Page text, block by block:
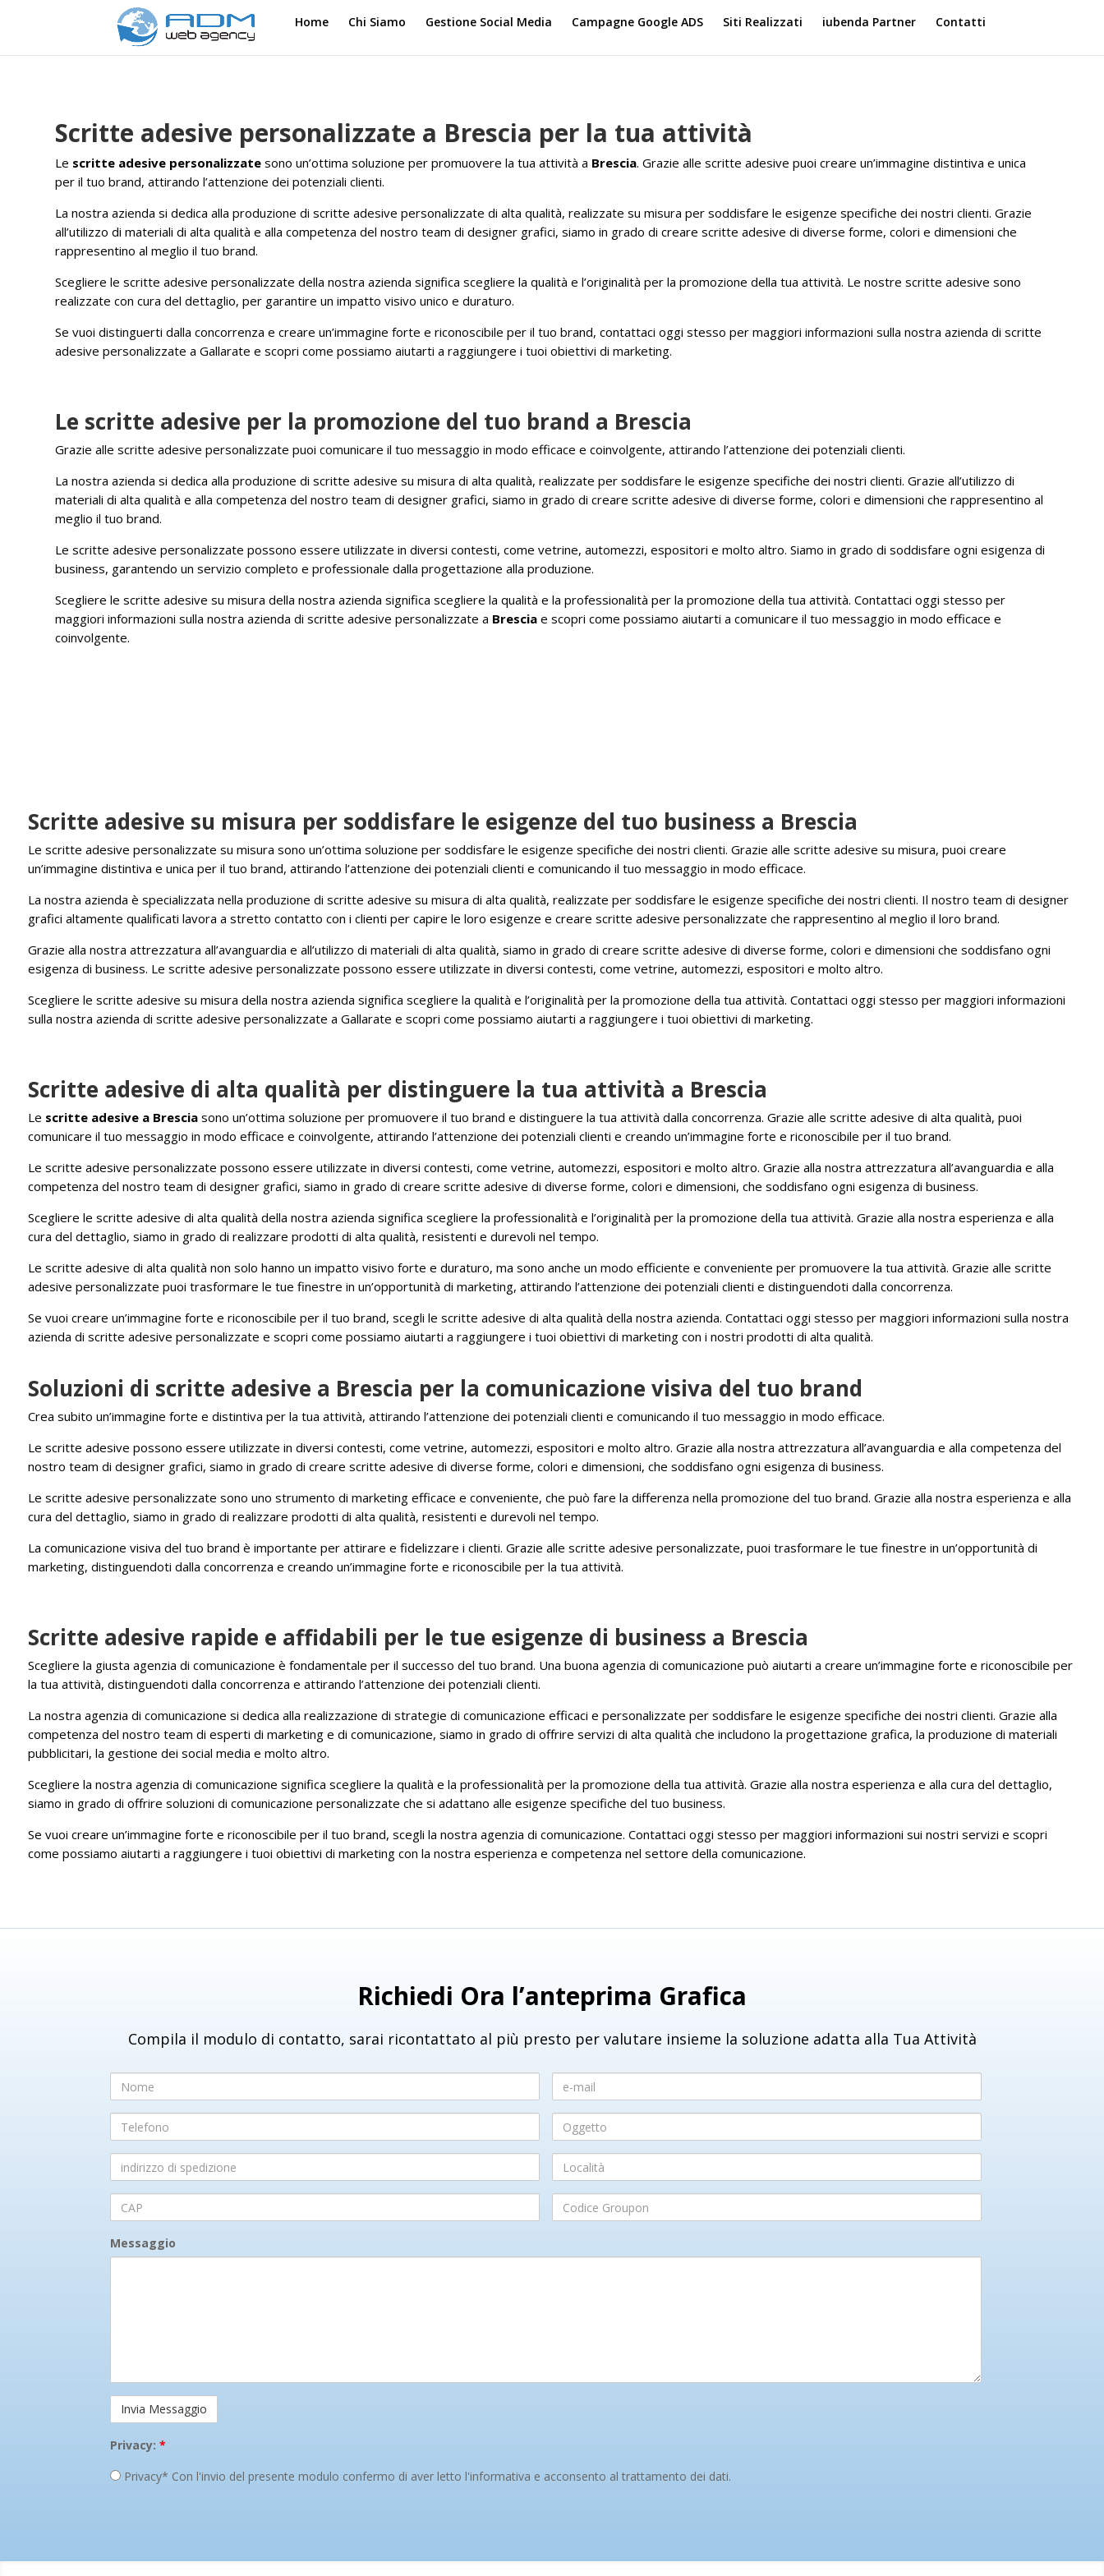
Home Chi Siamo Gestione Social Media Campagne Google ADS Siti Realizzati iubenda Partner Contatti
Scritte adesive personalizzate a Brescia per la tua attività
Le scritte adesive personalizzate sono un’ottima soluzione per promuovere la tua attività a Brescia. Grazie alle scritte adesive puoi creare un’immagine distintiva e unica
per il tuo brand, attirando l’attenzione dei potenziali clienti.
La nostra azienda si dedica alla produzione di scritte adesive personalizzate di alta qualità, realizzate su misura per soddisfare le esigenze specifiche dei nostri clienti. Grazie
all’utilizzo di materiali di alta qualità e alla competenza del nostro team di designer grafici, siamo in grado di creare scritte adesive di diverse forme, colori e dimensioni che
rappresentino al meglio il tuo brand.
Scegliere le scritte adesive personalizzate della nostra azienda significa scegliere la qualità e l’originalità per la promozione della tua attività. Le nostre scritte adesive sono
realizzate con cura del dettaglio, per garantire un impatto visivo unico e duraturo.
Se vuoi distinguerti dalla concorrenza e creare un’immagine forte e riconoscibile per il tuo brand, contattaci oggi stesso per maggiori informazioni sulla nostra azienda di scritte
adesive personalizzate a Gallarate e scopri come possiamo aiutarti a raggiungere i tuoi obiettivi di marketing.
Le scritte adesive per la promozione del tuo brand a Brescia
Grazie alle scritte adesive personalizzate puoi comunicare il tuo messaggio in modo efficace e coinvolgente, attirando l’attenzione dei potenziali clienti.
La nostra azienda si dedica alla produzione di scritte adesive su misura di alta qualità, realizzate per soddisfare le esigenze specifiche dei nostri clienti. Grazie all’utilizzo di
materiali di alta qualità e alla competenza del nostro team di designer grafici, siamo in grado di creare scritte adesive di diverse forme, colori e dimensioni che rappresentino al
meglio il tuo brand.
Le scritte adesive personalizzate possono essere utilizzate in diversi contesti, come vetrine, automezzi, espositori e molto altro. Siamo in grado di soddisfare ogni esigenza di
business, garantendo un servizio completo e professionale dalla progettazione alla produzione.
Scegliere le scritte adesive su misura della nostra azienda significa scegliere la qualità e la professionalità per la promozione della tua attività. Contattaci oggi stesso per
maggiori informazioni sulla nostra azienda di scritte adesive personalizzate a Bresciae scopri come possiamo aiutarti a comunicare il tuo messaggio in modo efficace e
coinvolgente.
Scritte adesive su misura per soddisfare le esigenze del tuo business a Brescia
Le scritte adesive personalizzate su misura sono un’ottima soluzione per soddisfare le esigenze specifiche dei nostri clienti. Grazie alle scritte adesive su misura, puoi creare
un’immagine distintiva e unica per il tuo brand, attirando l’attenzione dei potenziali clienti e comunicando il tuo messaggio in modo efficace.
La nostra azienda è specializzata nella produzione di scritte adesive su misura di alta qualità, realizzate per soddisfare le esigenze specifiche dei nostri clienti. Il nostro team di designer
grafici altamente qualificati lavora a stretto contatto con i clienti per capire le loro esigenze e creare scritte adesive personalizzate che rappresentino al meglio il loro brand.
Grazie alla nostra attrezzatura all’avanguardia e all’utilizzo di materiali di alta qualità, siamo in grado di creare scritte adesive di diverse forme, colori e dimensioni che soddisfano ogni
esigenza di business. Le scritte adesive personalizzate possono essere utilizzate in diversi contesti, come vetrine, automezzi, espositori e molto altro.
Scegliere le scritte adesive su misura della nostra azienda significa scegliere la qualità e l’originalità per la promozione della tua attività. Contattaci oggi stesso per maggiori informazioni
sulla nostra azienda di scritte adesive personalizzate a Gallarate e scopri come possiamo aiutarti a raggiungere i tuoi obiettivi di marketing.
Scritte adesive di alta qualità per distinguere la tua attività a Brescia
Le scritte adesive a Brescia sono un’ottima soluzione per promuovere il tuo brand e distinguere la tua attività dalla concorrenza. Grazie alle scritte adesive di alta qualità, puoi
comunicare il tuo messaggio in modo efficace e coinvolgente, attirando l’attenzione dei potenziali clienti e creando un’immagine forte e riconoscibile per il tuo brand.
Le scritte adesive personalizzate possono essere utilizzate in diversi contesti, come vetrine, automezzi, espositori e molto altro. Grazie alla nostra attrezzatura all’avanguardia e alla
competenza del nostro team di designer grafici, siamo in grado di creare scritte adesive di diverse forme, colori e dimensioni, che soddisfano ogni esigenza di business.
Scegliere le scritte adesive di alta qualità della nostra azienda significa scegliere la professionalità e l’originalità per la promozione della tua attività. Grazie alla nostra esperienza e alla
cura del dettaglio, siamo in grado di realizzare prodotti di alta qualità, resistenti e durevoli nel tempo.
Le scritte adesive di alta qualità non solo hanno un impatto visivo forte e duraturo, ma sono anche un modo efficiente e conveniente per promuovere la tua attività. Grazie alle scritte
adesive personalizzate puoi trasformare le tue finestre in un’opportunità di marketing, attirando l’attenzione dei potenziali clienti e distinguendoti dalla concorrenza.
Se vuoi creare un’immagine forte e riconoscibile per il tuo brand, scegli le scritte adesive di alta qualità della nostra azienda. Contattaci oggi stesso per maggiori informazioni sulla nostra
azienda di scritte adesive personalizzate e scopri come possiamo aiutarti a raggiungere i tuoi obiettivi di marketing con i nostri prodotti di alta qualità.
Soluzioni di scritte adesive a Brescia per la comunicazione visiva del tuo brand
Crea subito un’immagine forte e distintiva per la tua attività, attirando l’attenzione dei potenziali clienti e comunicando il tuo messaggio in modo efficace.
Le scritte adesive possono essere utilizzate in diversi contesti, come vetrine, automezzi, espositori e molto altro. Grazie alla nostra attrezzatura all’avanguardia e alla competenza del
nostro team di designer grafici, siamo in grado di creare scritte adesive di diverse forme, colori e dimensioni, che soddisfano ogni esigenza di business.
Le scritte adesive personalizzate sono uno strumento di marketing efficace e conveniente, che può fare la differenza nella promozione del tuo brand. Grazie alla nostra esperienza e alla
cura del dettaglio, siamo in grado di realizzare prodotti di alta qualità, resistenti e durevoli nel tempo.
La comunicazione visiva del tuo brand è importante per attirare e fidelizzare i clienti. Grazie alle scritte adesive personalizzate, puoi trasformare le tue finestre in un’opportunità di
marketing, distinguendoti dalla concorrenza e creando un’immagine forte e riconoscibile per la tua attività.
Scritte adesive rapide e affidabili per le tue esigenze di business a Brescia
Scegliere la giusta agenzia di comunicazione è fondamentale per il successo del tuo brand. Una buona agenzia di comunicazione può aiutarti a creare un’immagine forte e riconoscibile per
la tua attività, distinguendoti dalla concorrenza e attirando l’attenzione dei potenziali clienti.
La nostra agenzia di comunicazione si dedica alla realizzazione di strategie di comunicazione efficaci e personalizzate per soddisfare le esigenze specifiche dei nostri clienti. Grazie alla
competenza del nostro team di esperti di marketing e di comunicazione, siamo in grado di offrire servizi di alta qualità che includono la progettazione grafica, la produzione di materiali
pubblicitari, la gestione dei social media e molto altro.
Scegliere la nostra agenzia di comunicazione significa scegliere la qualità e la professionalità per la promozione della tua attività. Grazie alla nostra esperienza e alla cura del dettaglio,
siamo in grado di offrire soluzioni di comunicazione personalizzate che si adattano alle esigenze specifiche del tuo business.
Se vuoi creare un’immagine forte e riconoscibile per il tuo brand, scegli la nostra agenzia di comunicazione. Contattaci oggi stesso per maggiori informazioni sui nostri servizi e scopri
come possiamo aiutarti a raggiungere i tuoi obiettivi di marketing con la nostra esperienza e competenza nel settore della comunicazione.
Richiedi Ora l’anteprima Grafica
Compila il modulo di contatto, sarai ricontattato al più presto per valutare insieme la soluzione adatta alla Tua Attività
Nome
Telefono
indirizzo
di
spedizione
CAP
mail
Oggetto
Località
Codice
Groupon
Messaggio
Privacy:*
Privacy* Con l'invio del presente modulo confermo di aver letto l'informativa e acconsento al trattamento dei dati.